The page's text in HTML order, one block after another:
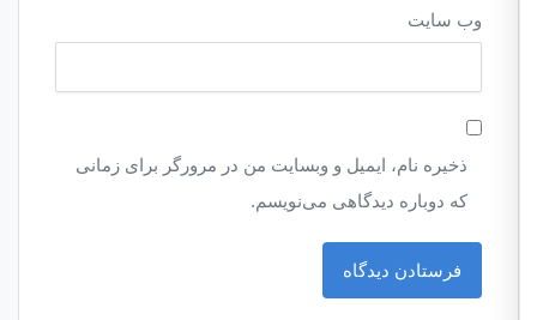
وب‌ سایت
ذخیره نام، ایمیل و وبسایت من در مرورگر برای زمانی
که دوباره دیدگاهی می‌نویسم.